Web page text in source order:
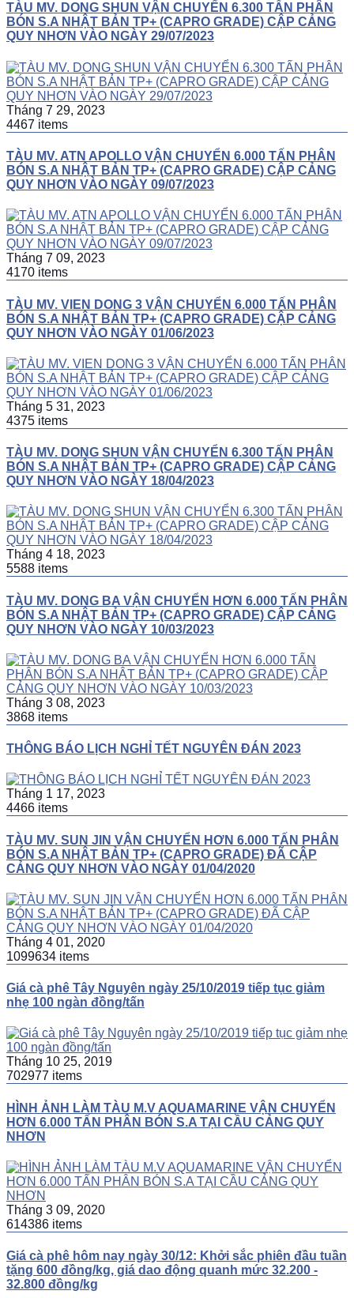
TÀU MV. DONG SHUN VẬN CHUYỂN 6.300 TẤN PHÂN
BÓN S.A NHẬT BẢN TP+ (CAPRO GRADE) CẬP CẢNG
QUY NHƠN VÀO NGÀY 29/07/2023
Tháng 7 29, 2023
4467 items
TÀU MV. ATN APOLLO VẬN CHUYỂN 6.000 TẤN PHÂN
BÓN S.A NHẬT BẢN TP+ (CAPRO GRADE) CẬP CẢNG
QUY NHƠN VÀO NGÀY 09/07/2023
Tháng 7 09, 2023
4170 items
TÀU MV. VIEN DONG 3 VẬN CHUYỂN 6.000 TẤN PHÂN
BÓN S.A NHẬT BẢN TP+ (CAPRO GRADE) CẬP CẢNG
QUY NHƠN VÀO NGÀY 01/06/2023
Tháng 5 31, 2023
4375 items
TÀU MV. DONG SHUN VẬN CHUYỂN 6.300 TẤN PHÂN
BÓN S.A NHẬT BẢN TP+ (CAPRO GRADE) CẬP CẢNG
QUY NHƠN VÀO NGÀY 18/04/2023
Tháng 4 18, 2023
5588 items
TÀU MV. DONG BA VẬN CHUYỂN HƠN 6.000 TẤN PHÂN
BÓN S.A NHẬT BẢN TP+ (CAPRO GRADE) CẬP CẢNG
QUY NHƠN VÀO NGÀY 10/03/2023
Tháng 3 08, 2023
3868 items
THÔNG BÁO LỊCH NGHỈ TẾT NGUYÊN ĐÁN 2023
Tháng 1 17, 2023
4466 items
TÀU MV. SUN JIN VẬN CHUYỂN HƠN 6.000 TẤN PHÂN
BÓN S.A NHẬT BẢN TP+ (CAPRO GRADE) ĐÃ CẬP
CẢNG QUY NHƠN VÀO NGÀY 01/04/2020
Tháng 4 01, 2020
1099634 items
Giá cà phê Tây Nguyên ngày 25/10/2019 tiếp tục giảm
nhẹ 100 ngàn đồng/tấn
Tháng 10 25, 2019
702977 items
HÌNH ẢNH LÀM TÀU M.V AQUAMARINE VẬN CHUYỂN
HƠN 6.000 TẤN PHÂN BÓN S.A TẠI CẦU CẢNG QUY
NHƠN
Tháng 3 09, 2020
614386 items
Giá cà phê hôm nay ngày 30/12: Khởi sắc phiên đầu tuần
tặng 600 đồng/kg, giá dao động quanh mức 32.200 -
32.800 đồng/kg